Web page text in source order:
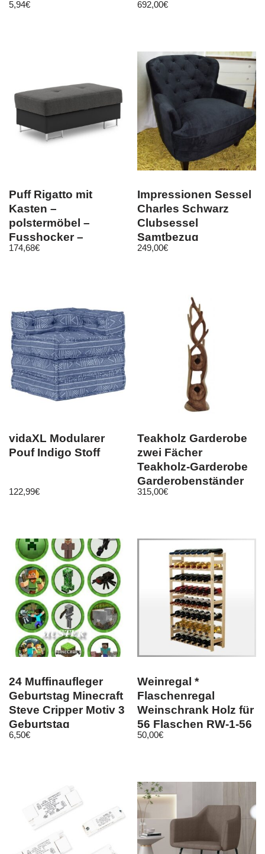
Souvenir
5,94€ 692,00€
Puff Rigatto mit
Kasten –
polstermöbel –
Fusshocker –
Wohnzimmer Soft
174,68€
Impressionen Sessel
Charles Schwarz
Clubsessel
Samtbezug
Loungesessel
249,00€
vidaXL Modularer
Pouf Indigo Stoff
122,99€
Teakholz Garderobe
zwei Fächer
Teakholz-Garderobe
Garderobenständer
Teak
315,00€
24 Muffinaufleger
Geburtstag Minecraft
Steve Cripper Motiv 3
Geburtstag
Oblatenpapier
6,50€
Weinregal *
Flaschenregal
Weinschrank Holz für
56 Flaschen RW-1-56
/ 3 FARBEN
50,00€